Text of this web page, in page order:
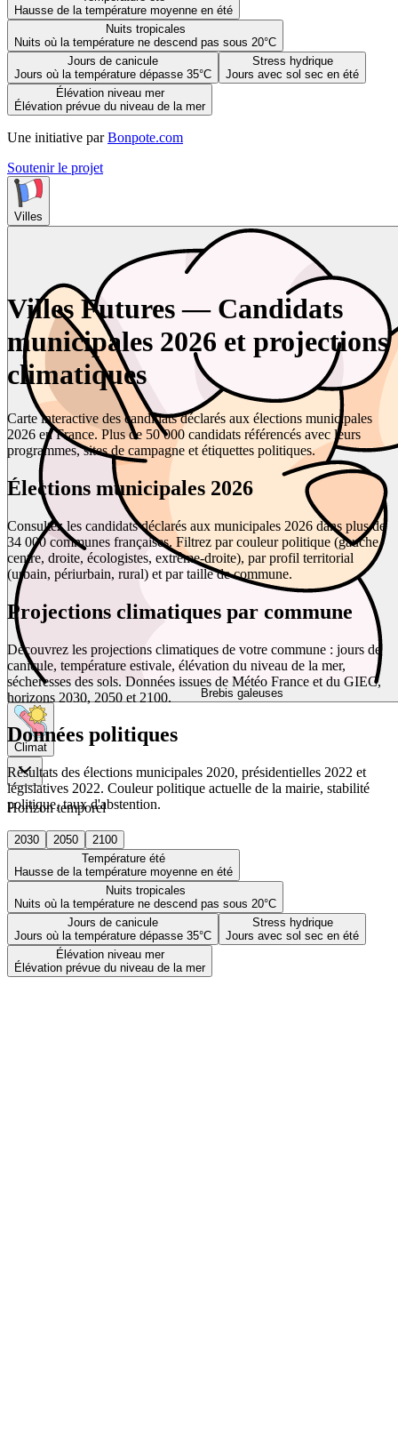
Hausse de la température moyenne en été
Nuits tropicales
Nuits où la température ne descend pas sous 20°C
Jours de canicule
Jours où la température dépasse 35°C
Stress hydrique
Jours avec sol sec en été
Élévation niveau mer
Élévation prévue du niveau de la mer
Une initiative par Bonpote.com
Soutenir le projet
Villes
Brebis galeuses
Climat
Horizon temporel
2030 2050
2100
Température été
Hausse de la température moyenne en été
Nuits tropicales
Nuits où la température ne descend pas sous 20°C
Jours de canicule
Jours où la température dépasse 35°C
Stress hydrique
Jours avec sol sec en été
Élévation niveau mer
Élévation prévue du niveau de la mer
Villes Futures — Candidats
municipales 2026 et projections
climatiques
Carte interactive des candidats déclarés aux élections municipales
2026 en France. Plus de 50 000 candidats référencés avec leurs
programmes, sites de campagne et étiquettes politiques.
Élections municipales 2026
Consultez les candidats déclarés aux municipales 2026 dans plus de
34 000 communes françaises. Filtrez par couleur politique (gauche,
centre, droite, écologistes, extrême-droite), par profil territorial
(urbain, périurbain, rural) et par taille de commune.
Projections climatiques par commune
Découvrez les projections climatiques de votre commune : jours de
canicule, température estivale, élévation du niveau de la mer,
sécheresses des sols. Données issues de Météo France et du GIEC,
horizons 2030, 2050 et 2100.
Données politiques
Résultats des élections municipales 2020, présidentielles 2022 et
législatives 2022. Couleur politique actuelle de la mairie, stabilité
politique, taux d'abstention.